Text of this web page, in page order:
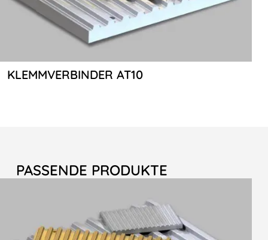
KLEMMVERBINDER AT10
PASSENDE PRODUKTE